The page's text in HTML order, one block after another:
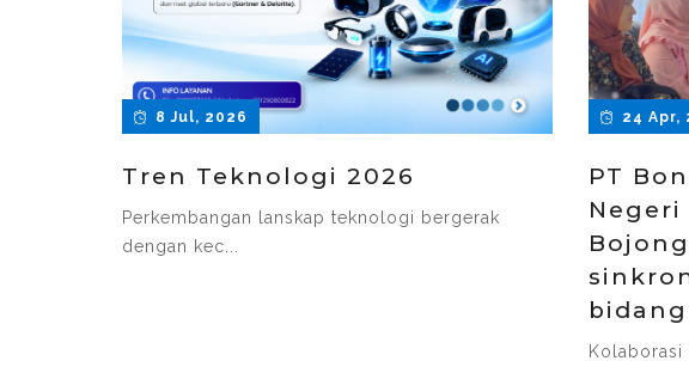
8 Jul, 2026
Tren Teknologi 2026
Perkembangan lanskap teknologi bergerak
dengan kec...
24 Apr,
PT
Negeri
bidang